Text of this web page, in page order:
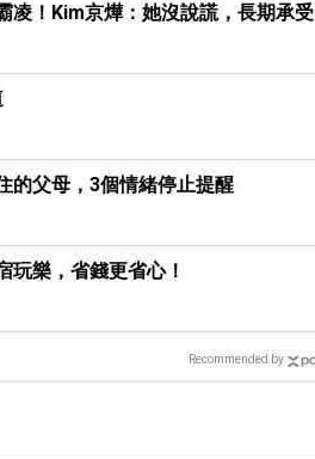
凌！Kim京燁：她沒說謊，長期承受
的父母，3個情緒停止提醒
玩樂，省錢更省心！
Recommended by